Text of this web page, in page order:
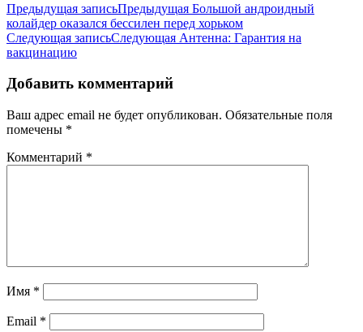
Предыдущая записьПредыдущая Большой андроидный
колайдер оказался бессилен перед хорьком
Следующая записьСледующая Антенна: Гарантия на
вакцинацию
Добавить комментарий
Ваш адрес email не будет опубликован. Обязательные поля
помечены *
Комментарий *
Имя *
Email *